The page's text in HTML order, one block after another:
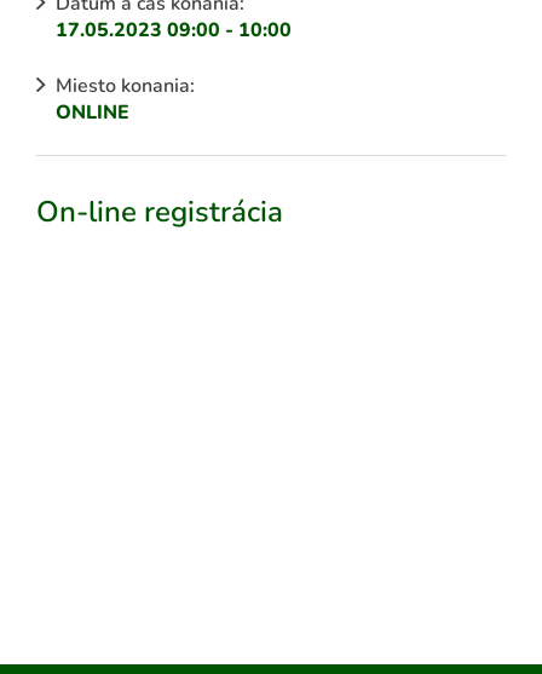
17.05.2023 09:00 - 10:00
Miesto konania:
ONLINE
On-line registrácia